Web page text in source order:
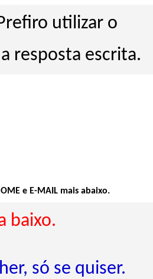
utilizar o
resposta escrita.
e E-MAIL mais abaixo.
baixo.
só se quiser.